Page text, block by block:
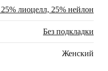
лиоцелл, 25% нейлон
Без подкладки
Женский